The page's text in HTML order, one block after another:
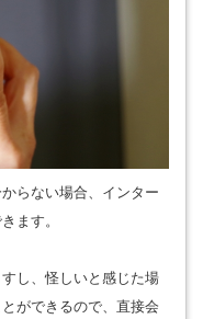
らない場合、インター
ます。
し、怪しいと感じた場
ができるので、直接会